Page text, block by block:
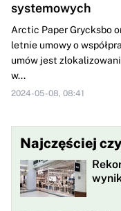
systemowych
Arctic Paper Grycksbo
letnie umowy o
umów jest
w...
2024-05-08, 08:41
Najczęściej